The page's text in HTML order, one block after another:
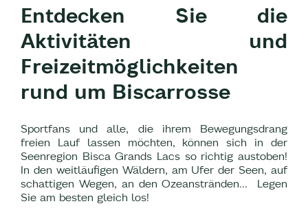
Entdecken Sie die
Aktivitäten und
Freizeitmöglichkeiten
rund um Biscarrosse
Sportfans und alle, die ihrem Bewegungsdrang
freien Lauf lassen möchten, können sich in der
Seenregion Bisca Grands Lacs so richtig austoben!
In den weitläufigen Wäldern, am Ufer der Seen, auf
schattigen Wegen, an den Ozeanstränden... Legen
Sie am besten gleich los!